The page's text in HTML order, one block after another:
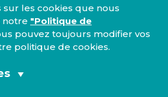
sur les cookies que nous
notre "Politique de
pouvez toujours modifier vos
politique de cookies.
administratif, politique,